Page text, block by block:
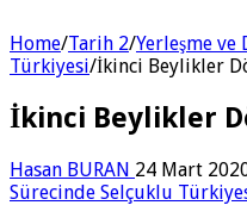
Home/Tarih 2/Yerleşme ve
Türkiyesi/İkinci Beylikler
İkinci Beylikler
Hasan BURAN 24 Mart
Sürecinde Selçuklu